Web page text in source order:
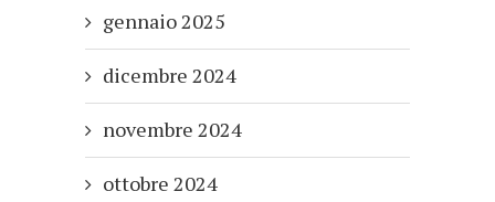
gennaio 2025
dicembre 2024
novembre 2024
ottobre 2024